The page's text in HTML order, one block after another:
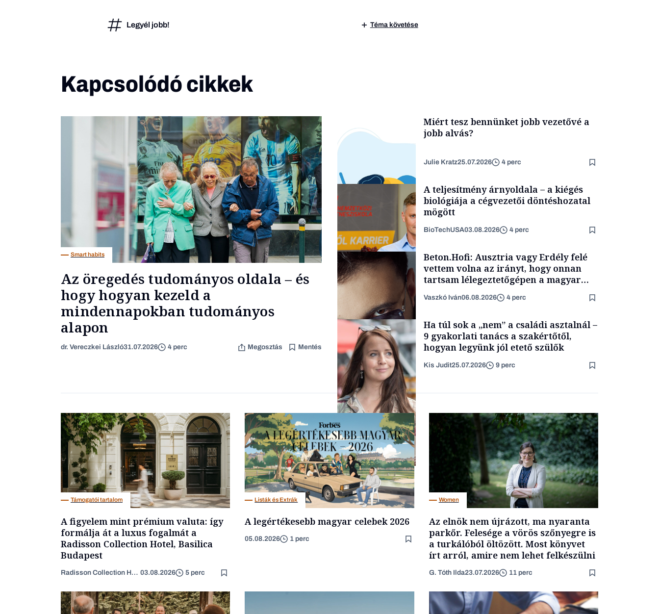
Legyél jobb! Téma követése
Kapcsolódó cikkek
Smart habits
Az öregedés tudományos oldala – és
hogy hogyan kezeld a
mindennapokban tudományos
alapon
dr. Vereczkei László31.07.2026 4 perc Megosztás Mentés
Miért tesz bennünket jobb vezetővé a
jobb alvás?
Julie Kratz25.07.2026 4 perc
Content Lab HUB
A teljesítmény árnyoldala – a kiégés
biológiája a cégvezetői döntéshozatal
mögött
BioTechUSA03.08.2026 4 perc
Forbes-sztori
Beton.Hofi: Ausztria vagy Erdély felé
vettem volna az irányt, hogy onnan
tartsam lélegeztetőgépen a magyar
Vaszkó Iván06.08.2026 4 perc
Gasztró
Ha túl sok a „nem” a családi asztalnál –
9 gyakorlati tanács a szakértőtől,
hogyan legyünk jól etető szülők
Kis Judit25.07.2026 9 perc
Támogatói tartalom
A figyelem mint prémium valuta: így
formálja át a luxus fogalmát a
Radisson Collection Hotel, Basilica
Budapest
Radisson Collection Hotel 03.08.2026 5 perc
Listák és Extrák
A legértékesebb magyar celebek 2026
05.08.2026 1 perc
Women
Az elnök nem újrázott, ma nyaranta
parkőr. Felesége a vörös szőnyegre is
a turkálóból öltözött. Most könyvet
írt arról, amire nem lehet felkészülni
G. Tóth Ilda23.07.2026 11 perc